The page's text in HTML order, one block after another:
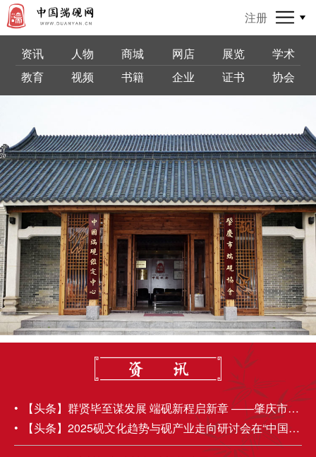
注册
资讯 人物 商城 网店 展览
学术
教育
视频 书籍 企业 证书 协会
【头条】群贤毕至谋发展 端砚新程启新章 ——肇庆市端砚协会第五届理事会第四次会员大会成功举办
【头条】2025砚文化趋势与砚产业走向研讨会在“中国砚都——肇庆”圆满召开